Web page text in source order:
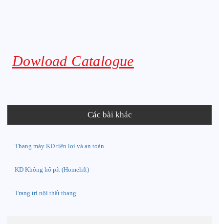
Dowload Catalogue
Các bài khác
Thang máy KD tiện lợi và an toàn
KD Không hố pít (Homelift)
Trang trí nội thất thang